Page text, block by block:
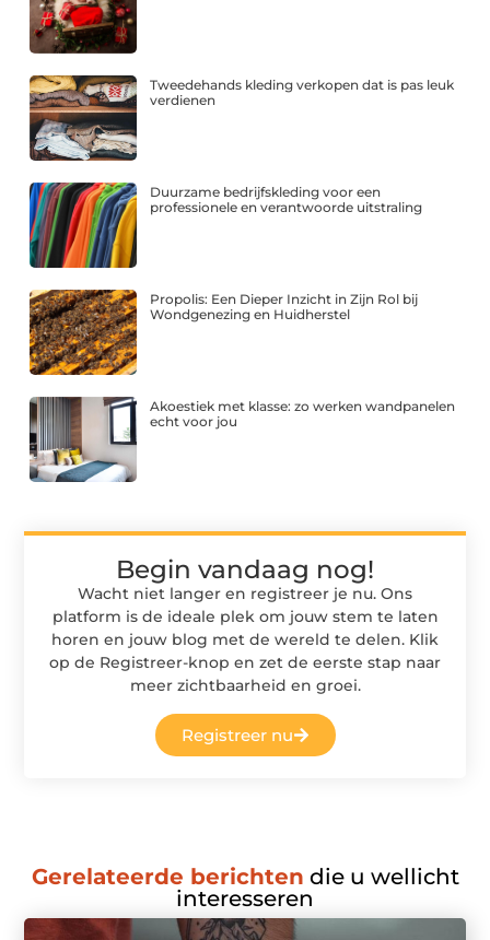
Tweedehands kleding verkopen dat is pas leuk
verdienen
Duurzame bedrijfskleding voor een
professionele en verantwoorde uitstraling
Propolis: Een Dieper Inzicht in Zijn Rol bij
Wondgenezing en Huidherstel
Akoestiek met klasse: zo werken wandpanelen
echt voor jou
Begin vandaag nog!
Wacht niet langer en registreer je nu. Ons
platform is de ideale plek om jouw stem te laten
horen en jouw blog met de wereld te delen. Klik
op de Registreer-knop en zet de eerste stap naar
meer zichtbaarheid en groei.
Registreer nu
Gerelateerde berichten die u wellicht
interesseren